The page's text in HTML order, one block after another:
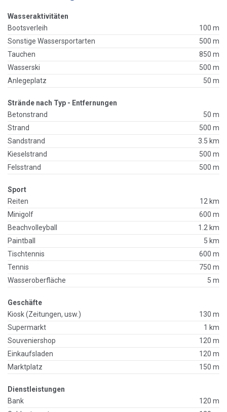
Wasseraktivitäten
Bootsverleih
100 m
Sonstige Wassersportarten
500 m
Tauchen
850 m
Wasserski
500 m
Anlegeplatz
50 m
Strände nach Typ - Entfernungen
Betonstrand
50 m
Strand
500 m
Sandstrand
3.5 km
Kieselstrand
500 m
Felsstrand
500 m
Sport
Reiten
12 km
Minigolf
600 m
Beachvolleyball
1.2 km
Paintball
5 km
Tischtennis
600 m
Tennis
750 m
Wasseroberfläche
5 m
Geschäfte
Kiosk (Zeitungen, usw.)
130 m
Supermarkt
1 km
Souveniershop
120 m
Einkaufsladen
120 m
Marktplatz
150 m
Dienstleistungen
Bank
120 m